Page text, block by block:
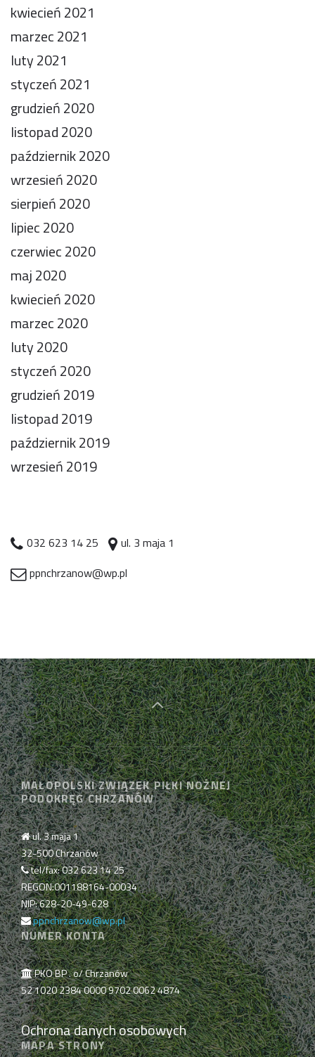
kwiecień 2021
marzec 2021
luty 2021
styczeń 2021
grudzień 2020
listopad 2020
październik 2020
wrzesień 2020
sierpień 2020
lipiec 2020
czerwiec 2020
maj 2020
kwiecień 2020
marzec 2020
luty 2020
styczeń 2020
grudzień 2019
listopad 2019
październik 2019
wrzesień 2019
032 623 14 25
ul. 3 maja 1
ppnchrzanow@wp.pl
MAŁOPOLSKI ZWIĄZEK PIŁKI NOŻNEJ
PODOKRĘG CHRZANÓW
ul. 3 maja 1
32-500 Chrzanów
tel/fax: 032 623 14 25
REGON:001188164-00034
NIP: 628-20-49-628
ppnchrzanow@wp.pl
NUMER KONTA
PKO BP . o/ Chrzanów
52 1020 2384 0000 9702 0062 4874
Ochrona danych osobowych
MAPA STRONY